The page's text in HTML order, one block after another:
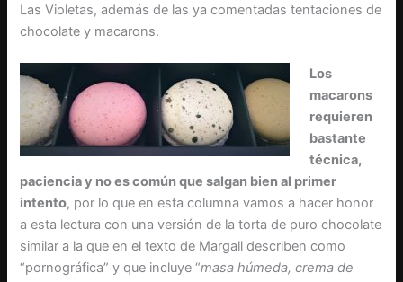
Las Violetas, además de las ya comentadas tentaciones de
chocolate y macarons.
Los
macarons
requieren
bastante
técnica,
paciencia y no es común que salgan bien al primer
intento, por lo que en esta columna vamos a hacer honor
a esta lectura con una versión de la torta de puro chocolate
similar a la que en el texto de Margall describen como
“pornográfica” y que incluye “masa húmeda, crema de